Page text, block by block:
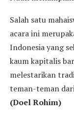
Salah satu
acara ini
Indonesia yang
kaum kapitalis
melestarikan
teman-teman
(Doel Rohim)